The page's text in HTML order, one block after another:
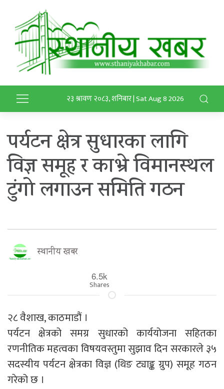
२३ श्रावण २०८३, शनिबार | Sat Aug 8 2026
पर्यटन क्षेत्र सुधारका लागि
विज्ञ समूह र काभ्रे विमानस्थल
टुंगो लगाउन समिति गठन
स्थानीय खबर
6.5k
Shares
२८ वैशाख, काठमाडौं ।
पर्यटन क्षेत्रको समग्र सुधारको कार्ययोजना सहितका
रणनीतिक महत्वका विषयवस्तुमा सुझाव दिन सरकारले ३५
सदस्यीय पर्यटन क्षेत्रका विज्ञ (थिङ ट्याङ्क ग्रुप) समूह गठन
गरेको छ ।